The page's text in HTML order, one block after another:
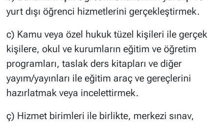
yurt dışı öğrenci hizmetlerini gerçekleştirmek.
c) Kamu veya özel hukuk tüzel kişileri ile gerçek
kişilere, okul ve kurumların eğitim ve öğretim
programları, taslak ders kitapları ve diğer
yayım/yayınları ile eğitim araç ve gereçlerini
hazırlatmak veya incelettirmek.
ç) Hizmet birimleri ile birlikte, merkezi sınav,